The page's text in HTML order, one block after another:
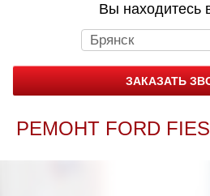
Вы находитесь
Брянск
ЗАКАЗАТЬ
РЕМОНТ FORD